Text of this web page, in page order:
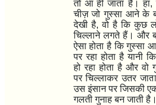
तो आ ही जाता है। हां,
चीज़ जो गुस्सा आने के
देखी है,वो है कि कुछ
चिल्लाने लगते हैं। और
ऐसा होता है कि गुस्सा
पर रहा होता है यानी
हो रहा होता है और वो
पर चिल्लाकर उतर
उस इंसान पर जिसकी
गलती गुनाह बन जाती है।